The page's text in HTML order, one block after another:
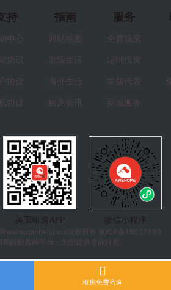
持
中心
协议
协议
协议
指南
网站地图
发现生活
海外生活
租房资讯
服务
免费找房
定制找房
学居代表
商城服务
英国租房APP
微信小程序
网www.qunheji.com版权所有
豫ICP备19007390
英国租房网平台，为您提供专业好房。
租房免费咨询